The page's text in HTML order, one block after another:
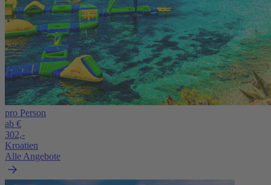
pro Person
ab €
302,-
Kroatien
Alle Angebote